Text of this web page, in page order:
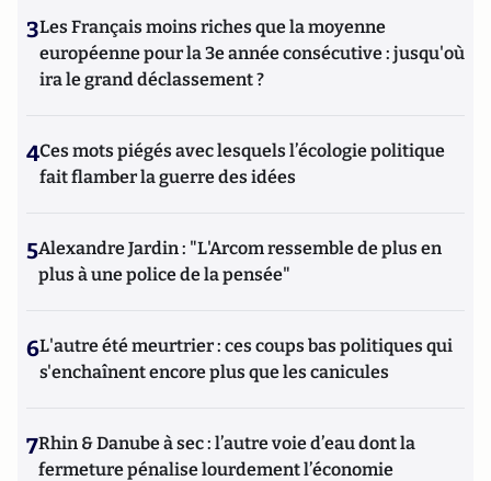
3Les Français moins riches que la moyenne
européenne pour la 3e année consécutive : jusqu'où
ira le grand déclassement ?
4Ces mots piégés avec lesquels l’écologie politique
fait flamber la guerre des idées
5Alexandre Jardin : "L'Arcom ressemble de plus en
plus à une police de la pensée"
6L'autre été meurtrier : ces coups bas politiques qui
s'enchaînent encore plus que les canicules
7Rhin & Danube à sec : l’autre voie d’eau dont la
fermeture pénalise lourdement l’économie